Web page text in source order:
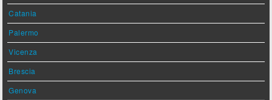
Catania
Palermo
Vicenza
Brescia
Genova